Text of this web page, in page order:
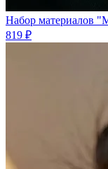
Набор материалов
819 ₽